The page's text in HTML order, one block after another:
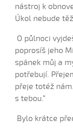
Krepelila
Krepelila
Krepelila
Kukačka
Kukačka
Kup ně ty,
nástroj k
Úkol nebude
O půlnoci
poprosíš jeho
spánek můj a
potřebují.
přeje totéž
s tebou.“
Bylo krátce